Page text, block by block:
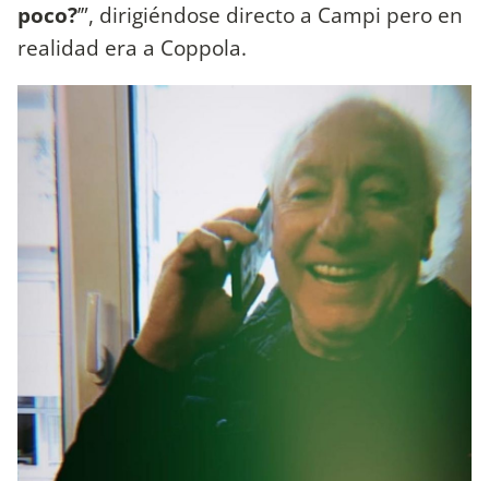
poco?’”, dirigiéndose directo a Campi pero en
realidad era a Coppola.